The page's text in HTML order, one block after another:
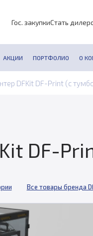
Гос. закупкиСтать
АКЦИИ ПОРТФОЛИО О
DFKit DF-Print (с
DF-
Все товары бренда